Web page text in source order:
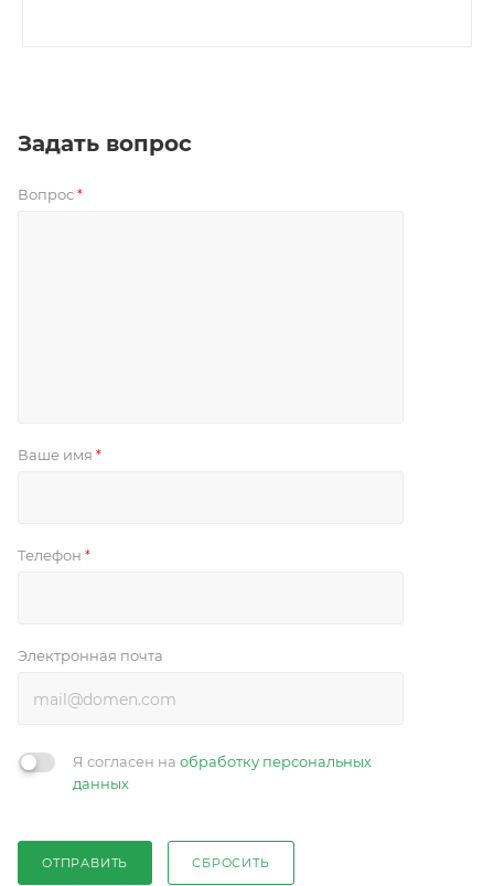
Задать вопрос
Вопрос *
Ваше имя *
Телефон *
Электронная почта
Я согласен на обработку персональных
данных
ОТПРАВИТЬ СБРОСИТЬ